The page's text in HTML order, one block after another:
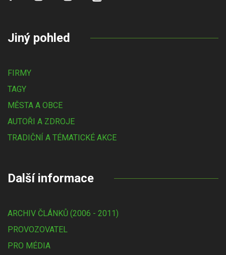
Jiný pohled
FIRMY
TAGY
MĚSTA A OBCE
AUTOŘI A ZDROJE
TRADIČNÍ A TÉMATICKÉ AKCE
Další informace
ARCHIV ČLÁNKŮ (2006 - 2011)
PROVOZOVATEL
PRO MÉDIA